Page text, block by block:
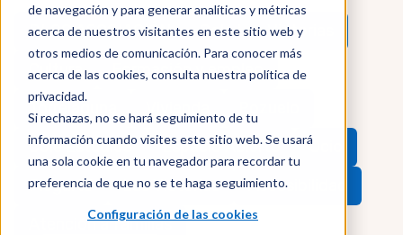
de navegación y para generar analíticas y métricas
acerca de nuestros visitantes en este sitio web y
otros medios de comunicación. Para conocer más
acerca de las cookies, consulta nuestra política de
privacidad.
Si rechazas, no se hará seguimiento de tu
información cuando visites este sitio web. Se usará
una sola cookie en tu navegador para recordar tu
preferencia de que no se te haga seguimiento.
Configuración de las cookies
BLOG ASOCIACIÓN
Cole Las Victorias
Cultura
Formación y empleo
Torrelaguna
Cole Estudio3
Espacio Abierto
Ocio
Plegart3
Las Victorias
Accesibilidad
Atención a familias